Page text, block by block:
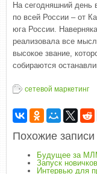
На сегодняшний день
по всей России – от
юга России.
реализовала все
высокое звание,
собираются
сетевой маркетинг
Похожие записи
Будущее за
Запуск
Интервью для